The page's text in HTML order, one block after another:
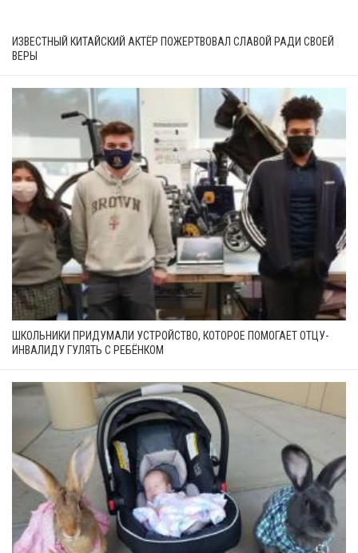
ИЗВЕСТНЫЙ КИТАЙСКИЙ АКТЁР ПОЖЕРТВОВАЛ СЛАВОЙ РАДИ СВОЕЙ
ВЕРЫ
ШКОЛЬНИКИ ПРИДУМАЛИ УСТРОЙСТВО, КОТОРОЕ ПОМОГАЕТ ОТЦУ-
ИНВАЛИДУ ГУЛЯТЬ С РЕБЁНКОМ